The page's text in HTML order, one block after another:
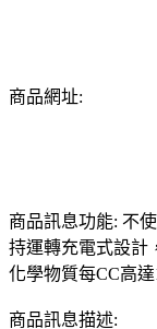
商品網址:
商品訊息功能: 不
持運轉充電式設計
化學物質每CC高
商品訊息描述: